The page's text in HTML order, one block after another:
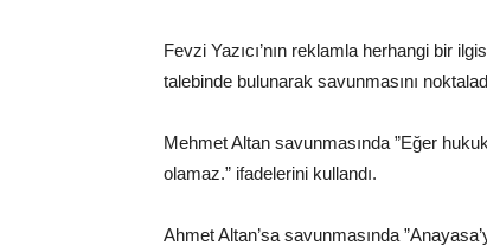
Fevzi Yazıcı’nın reklamla herhangi bir
talebinde bulunarak savunmasını
Mehmet Altan savunmasında ”Eğer
olamaz.” ifadelerini kullandı.
Ahmet Altan’sa savunmasında